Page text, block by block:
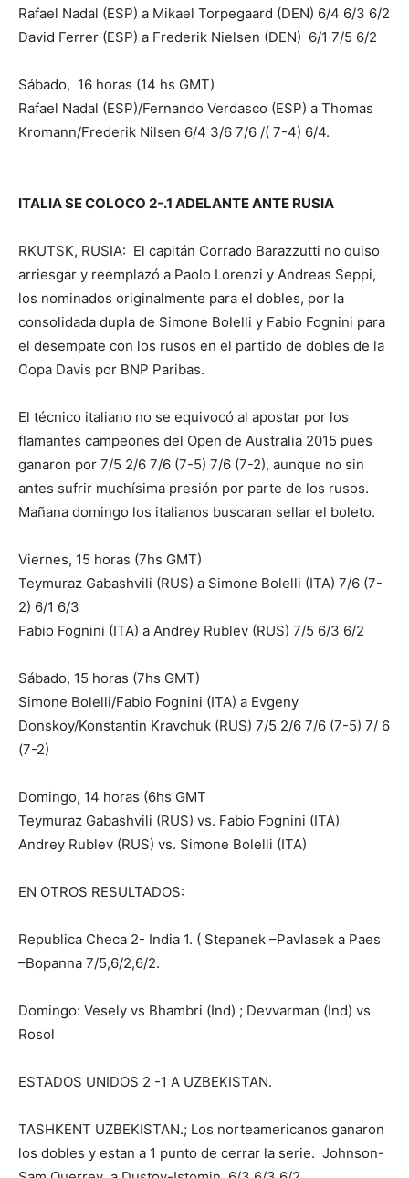
Rafael Nadal (ESP) a Mikael Torpegaard (DEN) 6/4 6/3 6/2
David Ferrer (ESP) a Frederik Nielsen (DEN) 6/1 7/5 6/2
Sábado, 16 horas (14 hs GMT)
Rafael Nadal (ESP)/Fernando Verdasco (ESP) a Thomas
Kromann/Frederik Nilsen 6/4 3/6 7/6 /( 7-4) 6/4.
ITALIA SE COLOCO 2-.1 ADELANTE ANTE RUSIA
RKUTSK, RUSIA: El capitán Corrado Barazzutti no quiso
arriesgar y reemplazó a Paolo Lorenzi y Andreas Seppi,
los nominados originalmente para el dobles, por la
consolidada dupla de Simone Bolelli y Fabio Fognini para
el desempate con los rusos en el partido de dobles de la
Copa Davis por BNP Paribas.
El técnico italiano no se equivocó al apostar por los
flamantes campeones del Open de Australia 2015 pues
ganaron por 7/5 2/6 7/6 (7-5) 7/6 (7-2), aunque no sin
antes sufrir muchísima presión por parte de los rusos.
Mañana domingo los italianos buscaran sellar el boleto.
Viernes, 15 horas (7hs GMT)
Teymuraz Gabashvili (RUS) a Simone Bolelli (ITA) 7/6 (7-
2) 6/1 6/3
Fabio Fognini (ITA) a Andrey Rublev (RUS) 7/5 6/3 6/2
Sábado, 15 horas (7hs GMT)
Simone Bolelli/Fabio Fognini (ITA) a Evgeny
Donskoy/Konstantin Kravchuk (RUS) 7/5 2/6 7/6 (7-5) 7/ 6
(7-2)
Domingo, 14 horas (6hs GMT
Teymuraz Gabashvili (RUS) vs. Fabio Fognini (ITA)
Andrey Rublev (RUS) vs. Simone Bolelli (ITA)
EN OTROS RESULTADOS:
Republica Checa 2- India 1. ( Stepanek –Pavlasek a Paes
–Bopanna 7/5,6/2,6/2.
Domingo: Vesely vs Bhambri (Ind) ; Devvarman (Ind) vs
Rosol
ESTADOS UNIDOS 2 -1 A UZBEKISTAN.
TASHKENT UZBEKISTAN.; Los norteamericanos ganaron
los dobles y estan a 1 punto de cerrar la serie. Johnson-